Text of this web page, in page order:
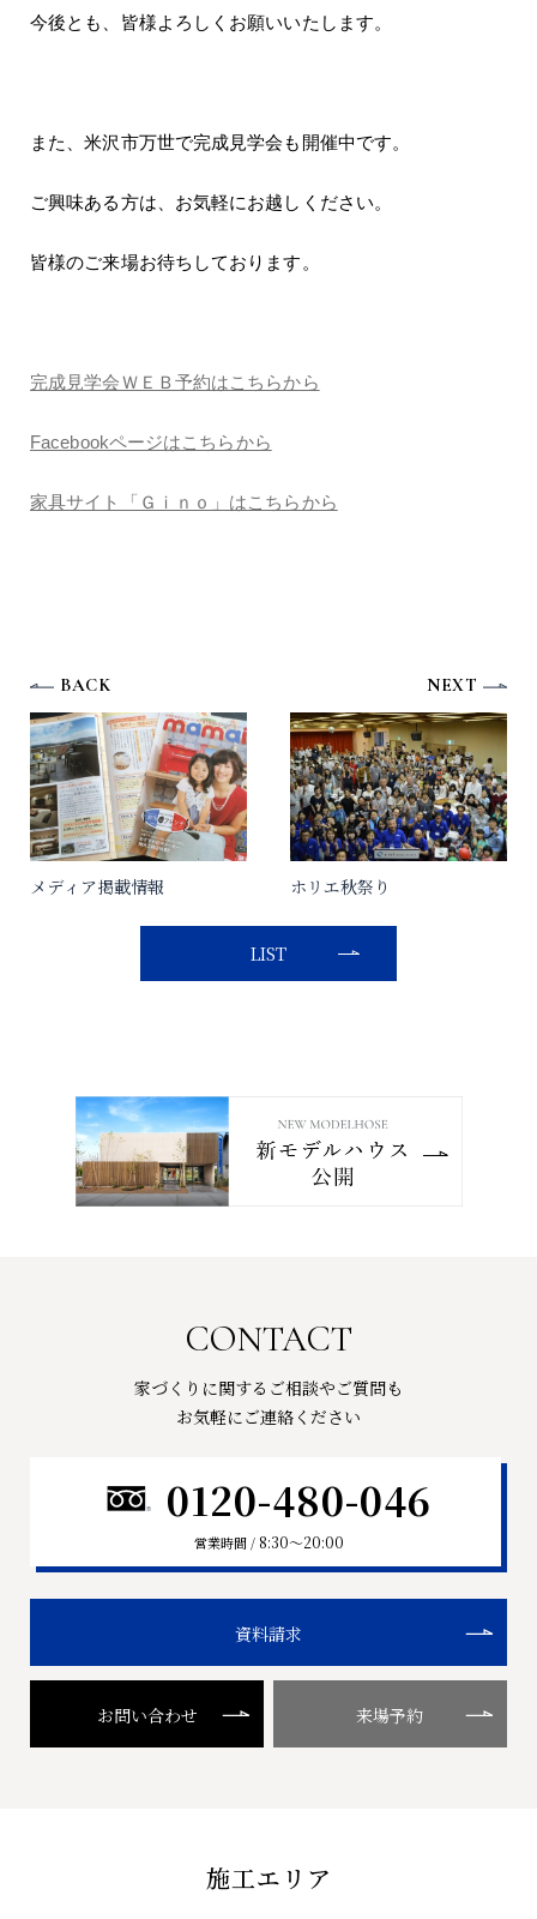
今後とも、皆様よろしくお願いいたします。
また、米沢市万世で完成見学会も開催中です。
ご興味ある方は、お気軽にお越しください。
皆様のご来場お待ちしております。
完成見学会ＷＥＢ予約はこちらから
Facebookページはこちらから
家具サイト「Ｇｉｎｏ」はこちらから
BACK
メディア掲載情報
NEXT
ホリエ秋祭り
LIST
CONTACT
家づくりに関するご相談やご質問も
お気軽にご連絡ください
0120-480-046
営業時間 / 8:30〜20:00
資料請求
お問い合わせ 来場予約
施工エリア